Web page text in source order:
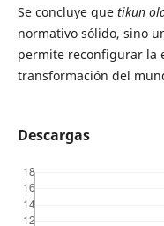
Se concluye que tikun
normativo sólido, sino
permite reconfigurar la
transformación del
Descargas